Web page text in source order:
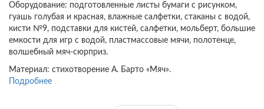
Оборудование: подготовленные листы бумаги с рисунком,
гуашь голубая и красная, влажные салфетки, стаканы с водой,
кисти №9, подставки для кистей, салфетки, мольберт, большие
емкости для игр с водой, пластмассовые мячи, полотенце,
волшебный мяч-сюрприз.
Материал: стихотворение А. Барто «Мяч».
Подробнее